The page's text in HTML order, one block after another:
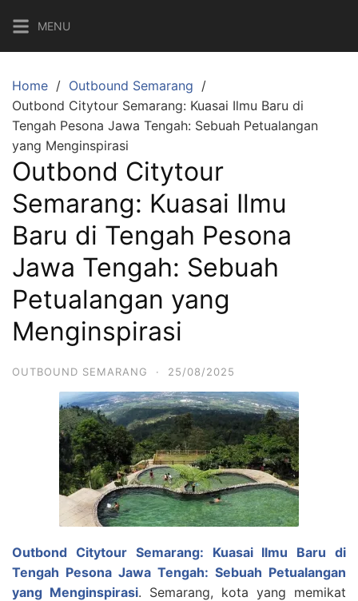
content
MENU
Home
Outbound Semarang
Outbond Citytour Semarang: Kuasai Ilmu Baru di
Tengah Pesona Jawa Tengah: Sebuah Petualangan
yang Menginspirasi
Outbond Citytour
Semarang: Kuasai Ilmu
Baru di Tengah Pesona
Jawa Tengah: Sebuah
Petualangan yang
Menginspirasi
OUTBOUND SEMARANG · 25/08/2025
Outbond Citytour Semarang: Kuasai Ilmu Baru di
Tengah Pesona Jawa Tengah: Sebuah Petualangan
yang Menginspirasi. Semarang, kota yang memikat